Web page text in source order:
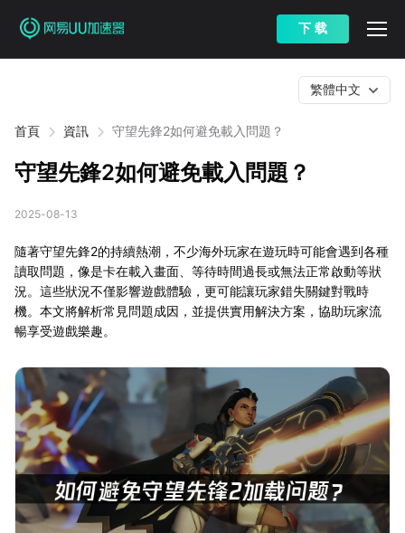
下 载
首頁 資訊 守望先鋒2如何避免載入問題？
繁體中文
守望先鋒2如何避免載入問題？
2025-08-13
隨著守望先鋒2的持續熱潮，不少海外玩家在遊玩時可能會遇到各種
讀取問題，像是卡在載入畫面、等待時間過長或無法正常啟動等狀
況。這些狀況不僅影響遊戲體驗，更可能讓玩家錯失關鍵對戰時
機。本文將解析常見問題成因，並提供實用解決方案，協助玩家流
暢享受遊戲樂趣。